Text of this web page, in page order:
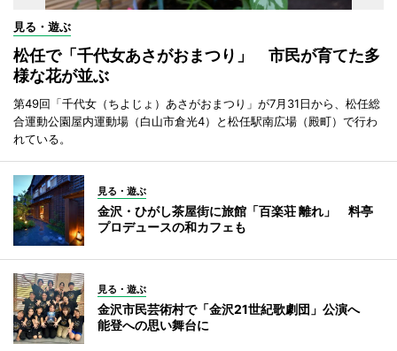
見る・遊ぶ
松任で「千代女あさがおまつり」 市民が育てた多
様な花が並ぶ
第49回「千代女（ちよじょ）あさがおまつり」が7月31日から、松任総
合運動公園屋内運動場（白山市倉光4）と松任駅南広場（殿町）で行わ
れている。
見る・遊ぶ
金沢・ひがし茶屋街に旅館「百楽荘 離れ」 料亭
プロデュースの和カフェも
見る・遊ぶ
金沢市民芸術村で「金沢21世紀歌劇団」公演へ
能登への思い舞台に